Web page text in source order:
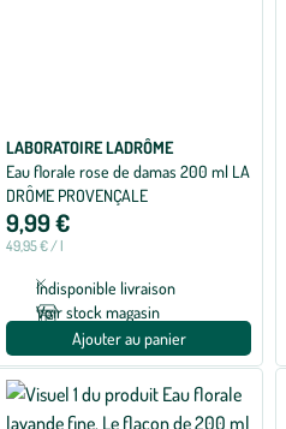
LABORATOIRE LADRÔME
Eau florale rose de damas 200 ml LA
DRÔME PROVENÇALE
9,99 €
49,95 € / l
Indisponible livraison
Voir stock magasin
Ajouter au panier